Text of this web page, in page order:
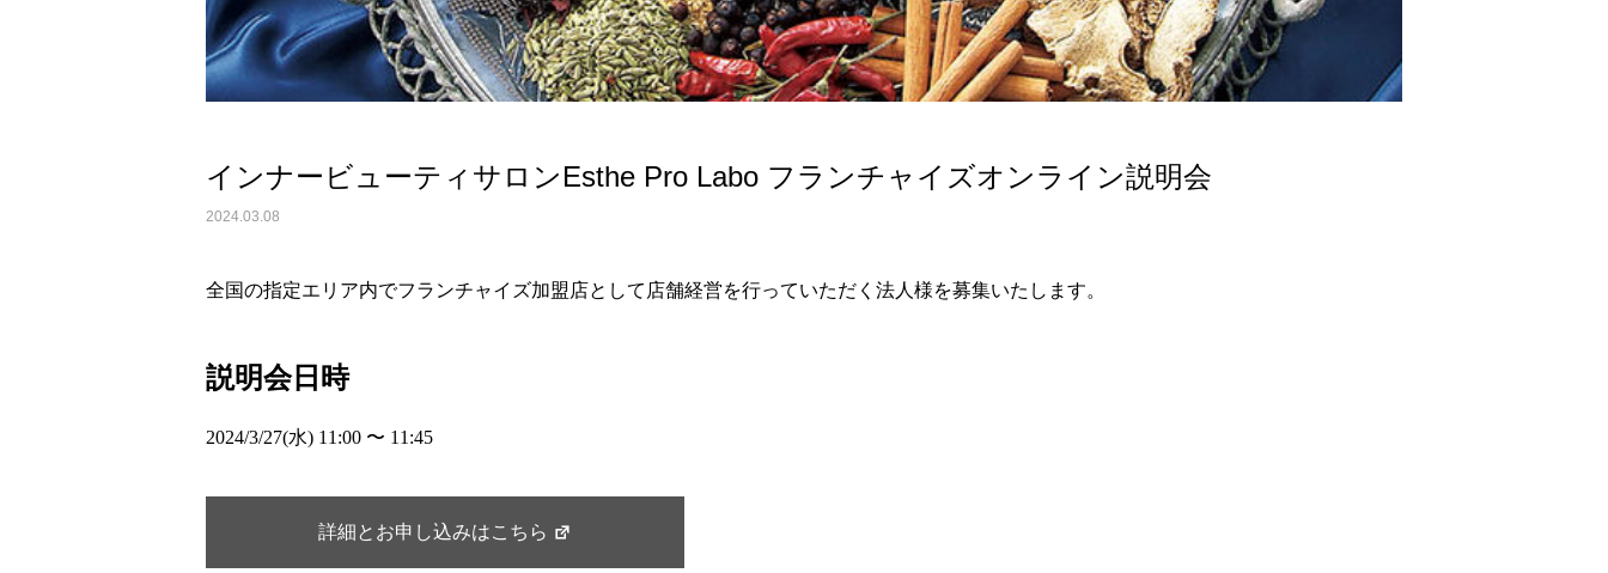
インナービューティサロンEsthe Pro Labo フランチャイズオンライン説明会
2024.03.08
全国の指定エリア内でフランチャイズ加盟店として店舗経営を行っていただく法人様を募集いたします。
説明会日時
2024/3/27(水) 11:00 〜 11:45
詳細とお申し込みはこちら